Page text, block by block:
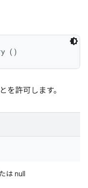
()
許可します。
は null